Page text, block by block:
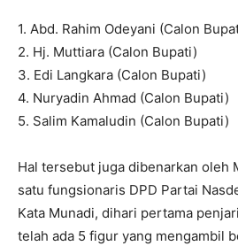
1. Abd. Rahim Odeyani (Calon
2. Hj. Muttiara (Calon Bupati)
3. Edi Langkara (Calon Bupati)
4. Nuryadin Ahmad (Calon Bupati)
5. Salim Kamaludin (Calon Bupati)
Hal tersebut juga dibenarkan oleh
satu fungsionaris DPD Partai
Kata Munadi, dihari pertama
telah ada 5 figur yang mengambil